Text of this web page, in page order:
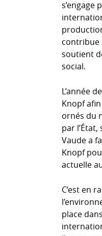
contribue
soutient
social.
L’année
Knopf
ornés du
par
Vaude a
Knopf
actuelle
C’est en
place